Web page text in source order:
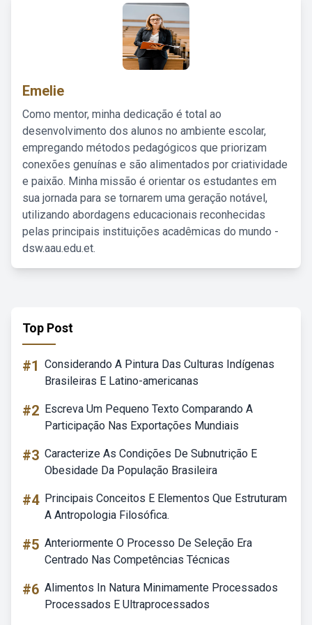
Emelie
Como mentor, minha dedicação é total ao
desenvolvimento dos alunos no ambiente escolar,
empregando métodos pedagógicos que priorizam
conexões genuínas e são alimentados por criatividade
e paixão. Minha missão é orientar os estudantes em
sua jornada para se tornarem uma geração notável,
utilizando abordagens educacionais reconhecidas
pelas principais instituições acadêmicas do mundo -
dsw.aau.edu.et.
Top Post
#1 Considerando A Pintura Das Culturas Indígenas
Brasileiras E Latino-americanas
#2 Escreva Um Pequeno Texto Comparando A
Participação Nas Exportações Mundiais
#3 Caracterize As Condições De Subnutrição E
Obesidade Da População Brasileira
#4 Principais Conceitos E Elementos Que Estruturam
A Antropologia Filosófica.
#5 Anteriormente O Processo De Seleção Era
Centrado Nas Competências Técnicas
#6 Alimentos In Natura Minimamente Processados
Processados E Ultraprocessados